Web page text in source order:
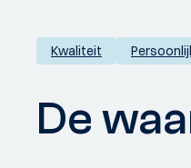
Kwaliteit
De